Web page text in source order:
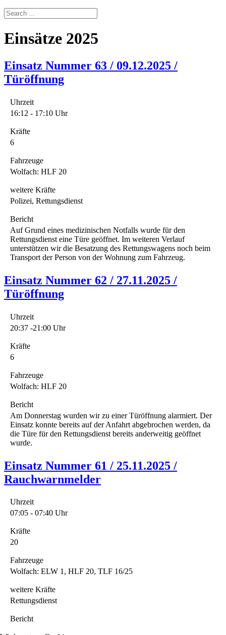
Einsätze 2025
Einsatz Nummer 63 / 09.12.2025 /
Türöffnung
Uhrzeit
16:12 - 17:10 Uhr
Kräfte
6
Fahrzeuge
Wolfach: HLF 20
weitere Kräfte
Polizei, Rettungsdienst
Bericht
Auf Grund eines medizinischen Notfalls wurde für den
Rettungsdienst eine Türe geöffnet. Im weiteren Verlauf
unterstützen wir die Besatzung des Rettungswagens noch beim
Transport der Person von der Wohnung zum Fahrzeug.
Einsatz Nummer 62 / 27.11.2025 /
Türöffnung
Uhrzeit
20:37 -21:00 Uhr
Kräfte
6
Fahrzeuge
Wolfach: HLF 20
Bericht
Am Donnerstag wurden wir zu einer Türöffnung alarmiert. Der
Einsatz konnte bereits auf der Anfahrt abgebrochen werden, da
die Türe für den Rettungsdienst bereits anderweitig geöffnet
wurde.
Einsatz Nummer 61 / 25.11.2025 /
Rauchwarnmelder
Uhrzeit
07:05 - 07:40 Uhr
Kräfte
20
Fahrzeuge
Wolfach: ELW 1, HLF 20, TLF 16/25
weitere Kräfte
Rettungsdienst
Bericht